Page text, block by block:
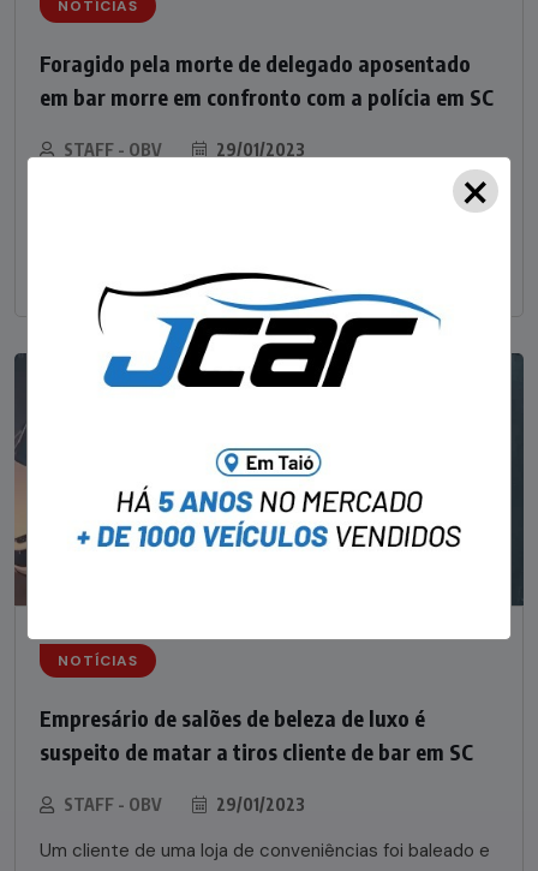
NOTÍCIAS
Foragido pela morte de delegado aposentado
em bar morre em confronto com a polícia em SC
STAFF - OBV 29/01/2023
Um dos dois foragidos investigados pelo latrocínio de
NOTÍCIAS
Empresário de salões de beleza de luxo é
suspeito de matar a tiros cliente de bar em SC
STAFF - OBV 29/01/2023
Um cliente de uma loja de conveniências foi baleado e
×